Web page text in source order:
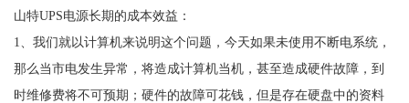
山特UPS电源长期的成本效益：
1、我们就以计算机来说明这个问题，今天如果未使用不断电系统，
那么当市电发生异常，将造成计算机当机，甚至造成硬件故障，到
时维修费将不可预期；硬件的故障可花钱，但是存在硬盘中的资料